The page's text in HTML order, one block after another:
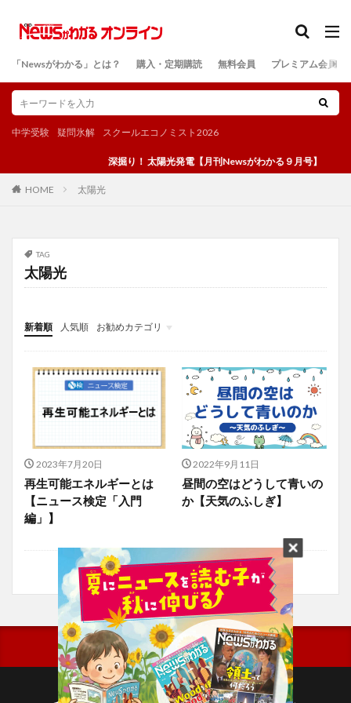
「Newsがわかる」とは？ 購入・定期購読 無料会員 プレミアム会員
中学受験 疑問氷解 スクールエコノミスト2026
深掘り！ 太陽光発電【月刊Newsがわかる９月号】
HOME 太陽光
TAG
太陽光
新着順 人気順
お勧めカテゴリ
投稿
学び
マンガ
電子書籍
2023年7月20日
再生可能エネルギーとは
【ニュース検定「入門
編」】
2022年9月11日
昼間の空はどうして青いの
か【天気のふしぎ】
検索